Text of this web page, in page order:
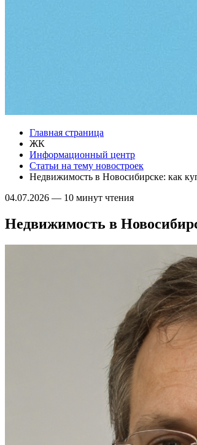
Главная страница
ЖК
Информационный центр
Статьи на тему новостроек
Недвижимость в Новосибирске: как
04.07.2026 — 10 минут чтения
Недвижимость в